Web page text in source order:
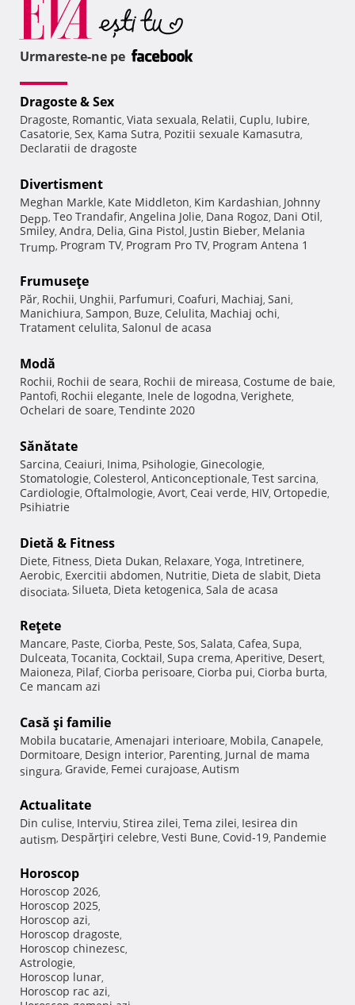
Urmareste-ne pe
Dragoste & Sex
Dragoste, Romantic, Viata sexuala, Relatii, Cuplu, Iubire,
Casatorie, Sex, Kama Sutra, Pozitii sexuale Kamasutra,
Declaratii de dragoste
Divertisment
Meghan Markle, Kate Middleton, Kim Kardashian, Johnny
Depp, Teo Trandafir, Angelina Jolie, Dana Rogoz, Dani Otil,
Smiley, Andra, Delia, Gina Pistol, Justin Bieber, Melania
Trump, Program TV, Program Pro TV, Program Antena 1
Frumuseţe
Păr, Rochii, Unghii, Parfumuri, Coafuri, Machiaj, Sani,
Manichiura, Sampon, Buze, Celulita, Machiaj ochi,
Tratament celulita, Salonul de acasa
Modă
Rochii, Rochii de seara, Rochii de mireasa, Costume de baie,
Pantofi, Rochii elegante, Inele de logodna, Verighete,
Ochelari de soare, Tendinte 2020
Sănătate
Sarcina, Ceaiuri, Inima, Psihologie, Ginecologie,
Stomatologie, Colesterol, Anticonceptionale, Test sarcina,
Cardiologie, Oftalmologie, Avort, Ceai verde, HIV, Ortopedie,
Psihiatrie
Dietă & Fitness
Diete, Fitness, Dieta Dukan, Relaxare, Yoga, Intretinere,
Aerobic, Exercitii abdomen, Nutritie, Dieta de slabit, Dieta
disociata, Silueta, Dieta ketogenica, Sala de acasa
Reţete
Mancare, Paste, Ciorba, Peste, Sos, Salata, Cafea, Supa,
Dulceata, Tocanita, Cocktail, Supa crema, Aperitive, Desert,
Maioneza, Pilaf, Ciorba perisoare, Ciorba pui, Ciorba burta,
Ce mancam azi
Casă şi familie
Mobila bucatarie, Amenajari interioare, Mobila, Canapele,
Dormitoare, Design interior, Parenting, Jurnal de mama
singura, Gravide, Femei curajoase, Autism
Actualitate
Din culise, Interviu, Stirea zilei, Tema zilei, Iesirea din
autism, Despărţiri celebre, Vesti Bune, Covid-19, Pandemie
Horoscop
Horoscop 2026,
Horoscop 2025,
Horoscop azi,
Horoscop dragoste,
Horoscop chinezesc,
Astrologie,
Horoscop lunar,
Horoscop rac azi,